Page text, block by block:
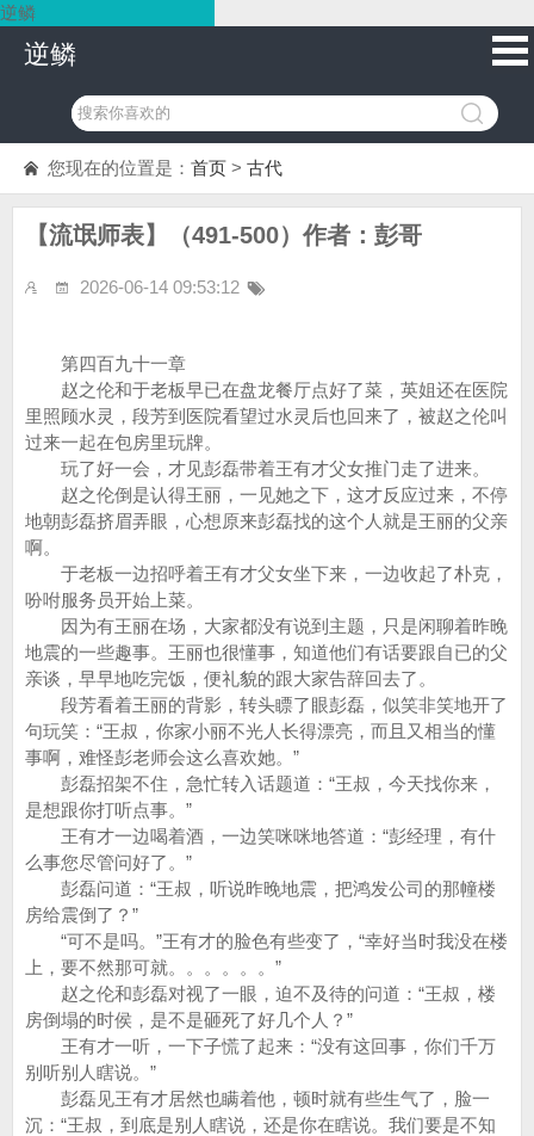
逆鳞
逆鳞
您现在的位置是： 首页 > 古代
【流氓师表】（491-500）作者：彭哥
2026-06-14 09:53:12
第四百九十一章
赵之伦和于老板早已在盘龙餐厅点好了菜，英姐还在医院
里照顾水灵，段芳到医院看望过水灵后也回来了，被赵之伦叫
过来一起在包房里玩牌。
玩了好一会，才见彭磊带着王有才父女推门走了进来。
赵之伦倒是认得王丽，一见她之下，这才反应过来，不停
地朝彭磊挤眉弄眼，心想原来彭磊找的这个人就是王丽的父亲
啊。
于老板一边招呼着王有才父女坐下来，一边收起了朴克，
吩咐服务员开始上菜。
因为有王丽在场，大家都没有说到主题，只是闲聊着昨晚
地震的一些趣事。王丽也很懂事，知道他们有话要跟自已的父
亲谈，早早地吃完饭，便礼貌的跟大家告辞回去了。
段芳看着王丽的背影，转头瞟了眼彭磊，似笑非笑地开了
句玩笑：“王叔，你家小丽不光人长得漂亮，而且又相当的懂
事啊，难怪彭老师会这么喜欢她。”
彭磊招架不住，急忙转入话题道：“王叔，今天找你来，
是想跟你打听点事。”
王有才一边喝着酒，一边笑咪咪地答道：“彭经理，有什
么事您尽管问好了。”
彭磊问道：“王叔，听说昨晚地震，把鸿发公司的那幢楼
房给震倒了？”
“可不是吗。”王有才的脸色有些变了，“幸好当时我没在楼
上，要不然那可就。。。。。。”
赵之伦和彭磊对视了一眼，迫不及待的问道：“王叔，楼
房倒塌的时侯，是不是砸死了好几个人？”
王有才一听，一下子慌了起来：“没有这回事，你们千万
别听别人瞎说。”
彭磊见王有才居然也瞒着他，顿时就有些生气了，脸一
沉：“王叔，到底是别人瞎说，还是你在瞎说。我们要是不知